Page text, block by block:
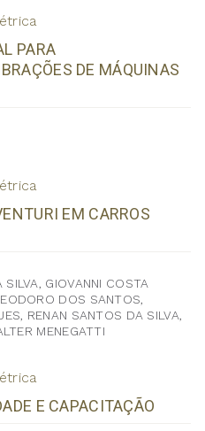
PARA
DE MÁQUINAS
EM CARROS
GIOVANNI COSTA
DOS SANTOS,
RENAN SANTOS DA SILVA,
MENEGATTI
E CAPACITAÇÃO